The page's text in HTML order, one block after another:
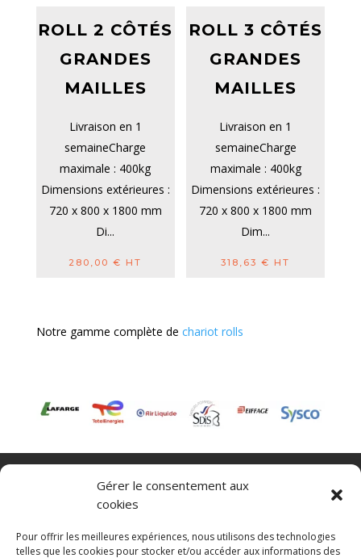
Gérer le consentement aux
cookies
Pour offrir les meilleures expériences, nous utilisons des technologies
telles que les cookies pour stocker et/ou accéder aux informations des
ROLL 2 CÔTÉS
GRANDES
MAILLES
Livraison en 1
semaineCharge
maximale : 400kg
Dimensions extérieures :
720 x 800 x 1800 mm
Di...
280,00€ HT
ROLL 3 CÔTÉS
GRANDES
MAILLES
Livraison en 1
semaineCharge
maximale : 400kg
Dimensions extérieures :
720 x 800 x 1800 mm
Dim...
318,63€ HT
Notre gamme complète de chariot rolls
Transpalette electrique
CGV
Mentions légales
Politique de confidentialité et protection des
données